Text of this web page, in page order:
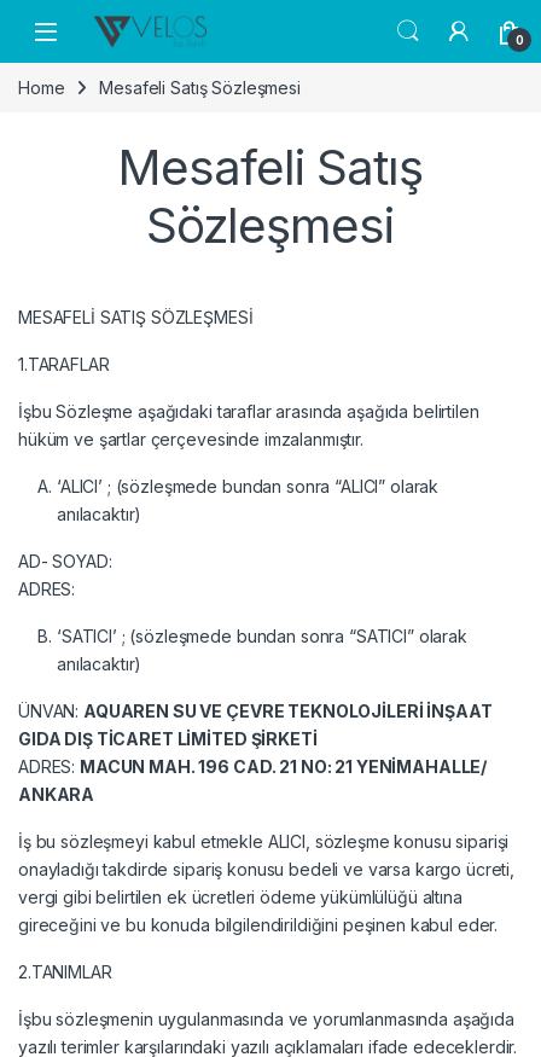
Skip to navigation
Skip to content
0
Home Mesafeli Satış Sözleşmesi
Mesafeli Satış
Sözleşmesi
MESAFELİ SATIŞ SÖZLEŞMESİ
1.TARAFLAR
İşbu Sözleşme aşağıdaki taraflar arasında aşağıda belirtilen
hüküm ve şartlar çerçevesinde imzalanmıştır.
‘ALICI’ ; (sözleşmede bundan sonra “ALICI” olarak
anılacaktır)
AD- SOYAD:
ADRES:
‘SATICI’ ; (sözleşmede bundan sonra “SATICI” olarak
anılacaktır)
ÜNVAN: AQUAREN SU VE ÇEVRE TEKNOLOJİLERİ İNŞAAT
GIDA DIŞ TİCARET LİMİTED ŞİRKETİ
ADRES: MACUN MAH. 196 CAD. 21 NO: 21 YENİMAHALLE/
ANKARA
İş bu sözleşmeyi kabul etmekle ALICI, sözleşme konusu siparişi
onayladığı takdirde sipariş konusu bedeli ve varsa kargo ücreti,
vergi gibi belirtilen ek ücretleri ödeme yükümlülüğü altına
gireceğini ve bu konuda bilgilendirildiğini peşinen kabul eder.
2.TANIMLAR
İşbu sözleşmenin uygulanmasında ve yorumlanmasında aşağıda
yazılı terimler karşılarındaki yazılı açıklamaları ifade edeceklerdir.